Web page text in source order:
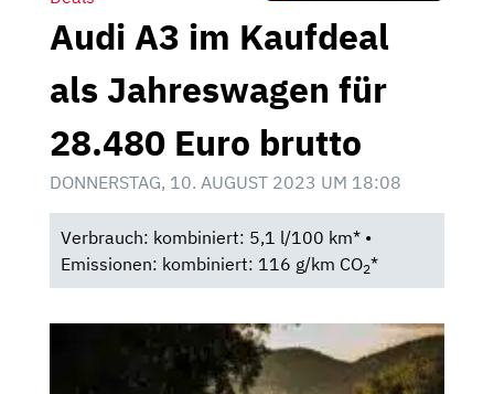
Audi A3 im Kaufdeal
als Jahreswagen für
28.480 Euro brutto
DONNERSTAG, 10. AUGUST 2023 UM 18:08
Verbrauch: kombiniert: 5,1 l/100 km* •
Emissionen: kombiniert: 116 g/km CO2*